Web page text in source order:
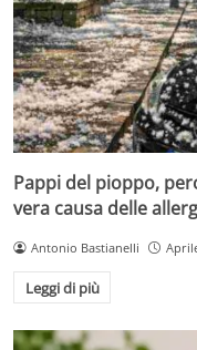
Pappi del pioppo,
vera causa delle
Antonio Bastianelli
Leggi di più